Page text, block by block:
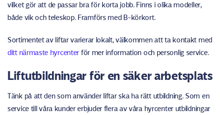
vilket gör att de passar bra för korta jobb. Finns i olika modeller,
både vik och teleskop. Framförs med B-körkort.
Sortimentet av liftar varierar lokalt, välkommen att ta kontakt med
ditt närmaste hyrcenter för mer information och personlig service.
Liftutbildningar för en säker arbetsplats
Tänk på att den som använder liftar ska ha rätt utbildning. Som en
service till våra kunder erbjuder flera av våra hyrcenter utbildningar